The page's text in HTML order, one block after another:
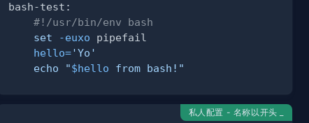
#!/usr/bin/env bash
set
-euxo
hello='Yo'
echo
"$hello from bash!"
私人配置 - 名称以开头 _